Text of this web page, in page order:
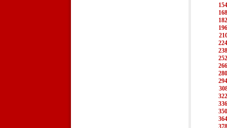
154
168
182
196
224
238
252
266
280
294
322
336
350
364
378